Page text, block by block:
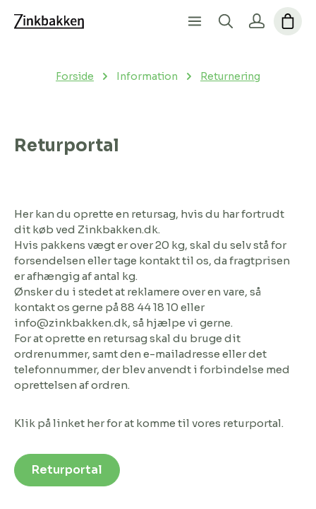
Forside Information Returnering
Returportal
Her kan du oprette en retursag, hvis du har fortrudt
dit køb ved Zinkbakken.dk.
Hvis pakkens vægt er over 20 kg, skal du selv stå for
forsendelsen eller tage kontakt til os, da fragtprisen
er afhængig af antal kg.
Ønsker du i stedet at reklamere over en vare, så
kontakt os gerne på 88 44 18 10 eller
info@zinkbakken.dk, så hjælpe vi gerne.
For at oprette en retursag skal du bruge dit
ordrenummer, samt den e-mailadresse eller det
telefonnummer, der blev anvendt i forbindelse med
oprettelsen af ordren.
Klik på linket her for at komme til vores returportal.
Returportal